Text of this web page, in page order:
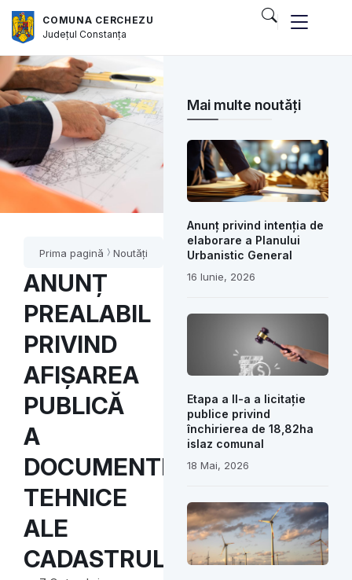
COMUNA CERCHEZU
JudețulConstanța
Prima pagină Noutăți
ANUNȚ
PREALABIL
PRIVIND
AFIȘAREA
PUBLICĂ
A
DOCUMENTELOR
TEHNICE
ALE
CADASTRULUI
Mai multe noutăți
Anunț privind intenția de
elaborare a Planului
Urbanistic General
16 Iunie, 2026
Etapa a II-a a licitație
publice privind
închirierea de 18,82ha
islaz comunal
18 Mai, 2026